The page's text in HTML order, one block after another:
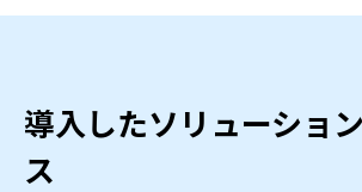
導入したソリューショ
ス